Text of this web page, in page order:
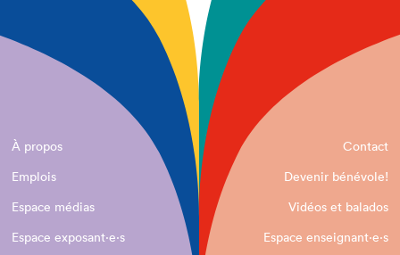
À propos
Contact
Emplois
Devenir bénévole!
Espace médias
Vidéos et balados
Espace exposant·e⋅s
Espace enseignant·e⋅s